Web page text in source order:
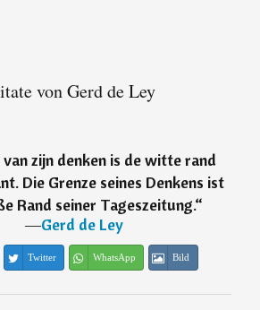
von Gerd de Ley
van zijn denken is de witte rand
Die Grenze seines Denkens ist
Rand seiner Tageszeitung.“
―Gerd de Ley
Twitter WhatsApp Bild